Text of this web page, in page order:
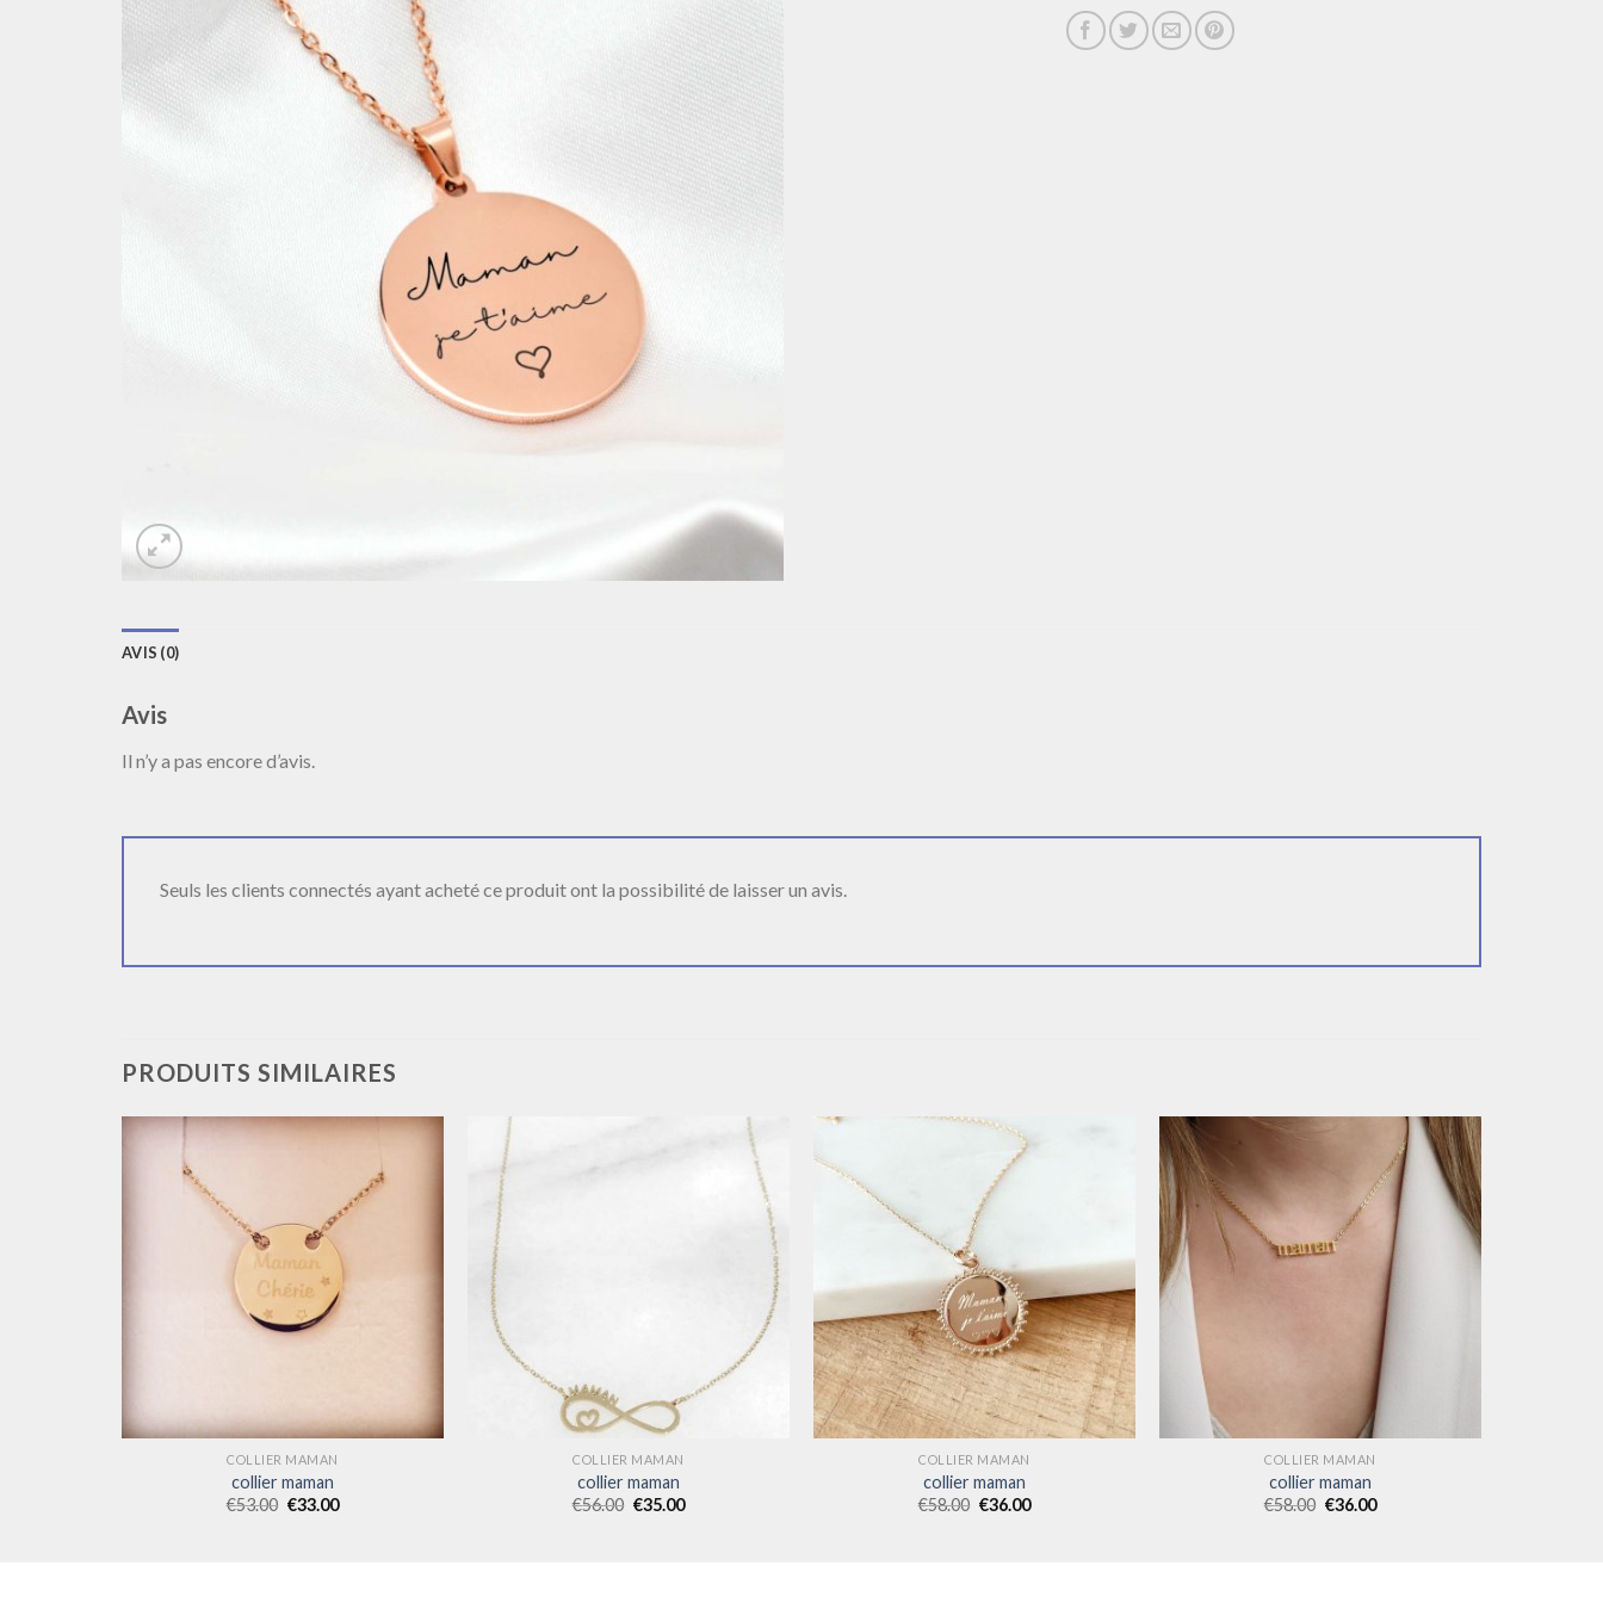
AVIS (0)
Avis
Il n’y a pas encore d’avis.
Seuls les clients connectés ayant acheté ce produit ont la possibilité de laisser un avis.
PRODUITS SIMILAIRES
COLLIER MAMAN
collier maman
€53.00 €33.00
COLLIER MAMAN
collier maman
€56.00 €35.00
COLLIER MAMAN
collier maman
€58.00 €36.00
COLLIER MAMAN
collier maman
€58.00 €36.00